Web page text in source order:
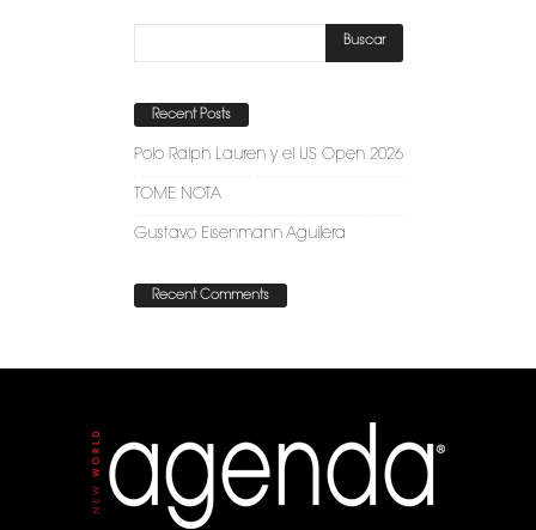
Recent Posts
Polo Ralph Lauren y el US Open 2026
TOME NOTA
Gustavo Eisenmann Aguilera
Recent Comments